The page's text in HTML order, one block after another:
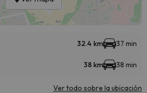
32.4 km 37 min
38 km 38 min
Ver todo sobre la ubicación